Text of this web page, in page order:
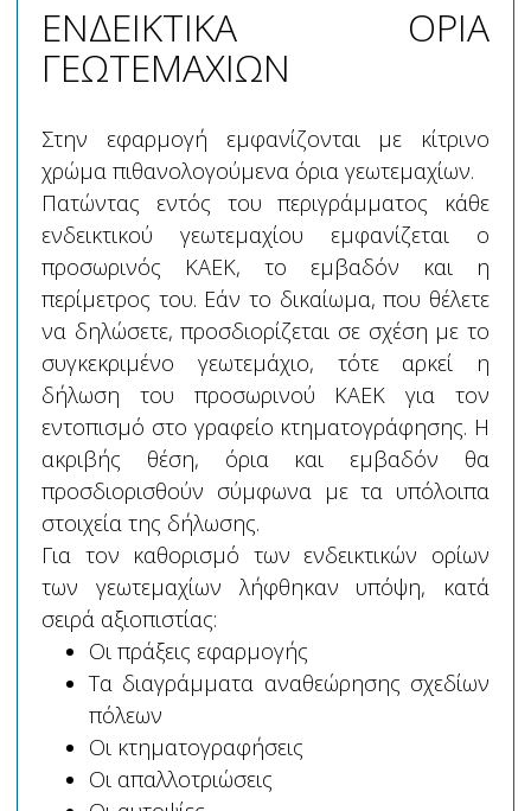
ΕΝΔΕΙΚΤΙΚΑ ΟΡΙΑ
ΓΕΩΤΕΜΑΧΙΩΝ
Στην εφαρμογή εμφανίζονται με κίτρινο
χρώμα πιθανολογούμενα όρια γεωτεμαχίων.
Πατώντας εντός του περιγράμματος κάθε
ενδεικτικού γεωτεμαχίου εμφανίζεται ο
προσωρινός ΚΑΕΚ, το εμβαδόν και η
περίμετρος του. Εάν το δικαίωμα, που θέλετε
να δηλώσετε, προσδιορίζεται σε σχέση με το
συγκεκριμένο γεωτεμάχιο, τότε αρκεί η
δήλωση του προσωρινού ΚΑΕΚ για τον
εντοπισμό στο γραφείο κτηματογράφησης. Η
ακριβής θέση, όρια και εμβαδόν θα
προσδιορισθούν σύμφωνα με τα υπόλοιπα
στοιχεία της δήλωσης.
Για τον καθορισμό των ενδεικτικών ορίων
των γεωτεμαχίων λήφθηκαν υπόψη, κατά
σειρά αξιοπιστίας:
Οι πράξεις εφαρμογής
Τα διαγράμματα αναθεώρησης σχεδίων
πόλεων
Οι κτηματογραφήσεις
Οι απαλλοτριώσεις